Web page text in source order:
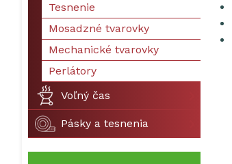
Tesnenie
Mosadzné tvarovky
Mechanické tvarovky
Perlátory
Voľný čas
Pásky a tesnenia